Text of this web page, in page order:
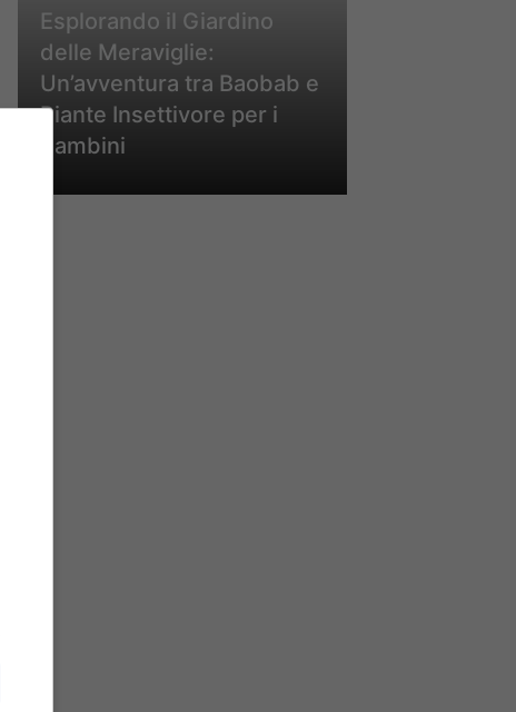
Esplorando il Giardino
delle Meraviglie:
Un’avventura tra Baobab e
Piante Insettivore per i
Bambini